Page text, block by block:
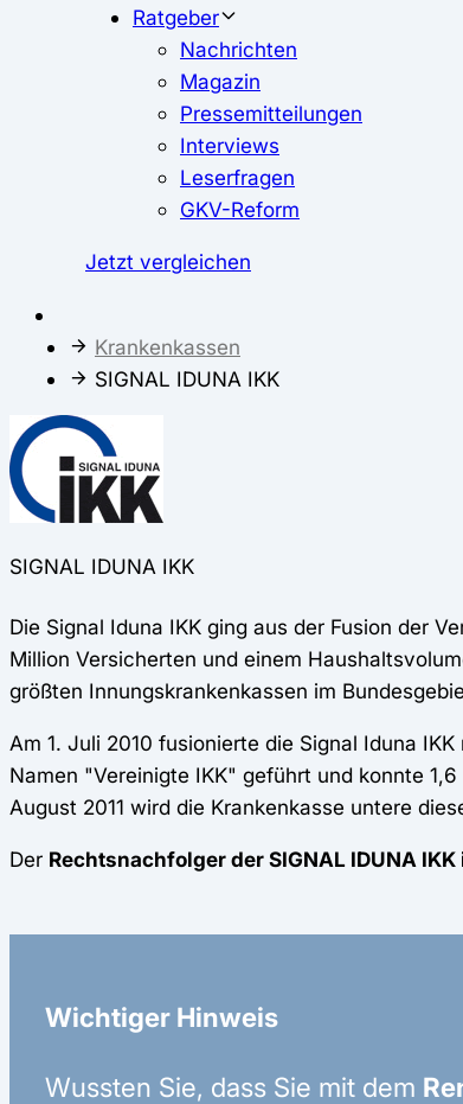
Ratgeber
Nachrichten
Magazin
Pressemitteilungen
Interviews
Leserfragen
GKV-Reform
Jetzt vergleichen
Krankenkassen
SIGNAL IDUNA IKK
SIGNAL IDUNA IKK
Die Signal Iduna IKK ging aus der Fusion der
Million Versicherten und einem
größten Innungskrankenkassen im
Am 1. Juli 2010 fusionierte die Signal Iduna
Namen "Vereinigte IKK" geführt und konnte
August 2011 wird die Krankenkasse untere
Der Rechtsnachfolger der SIGNAL IDUNA
Wichtiger Hinweis
Wussten Sie, dass Sie mit dem